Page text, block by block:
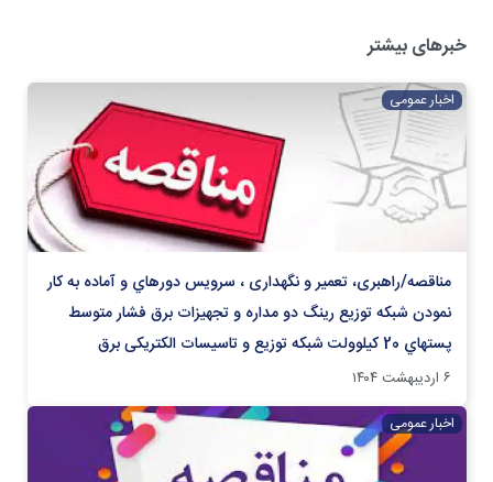
خبرهای بیشتر
اخبار عمومی
مناقصه/راهبری، تعمیر و نگهداری ، سرويس دوره‏اي و آماده به کار
نمودن شبکه توزیع رينگ دو مداره و تجهيزات برق فشار متوسط
پستهاي 20 كيلوولت شبکه توزیع و تاسیسات الکتریکی برق
۶ اردیبهشت ۱۴۰۴
اخبار عمومی